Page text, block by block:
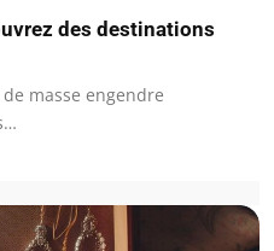
des destinations
masse engendre